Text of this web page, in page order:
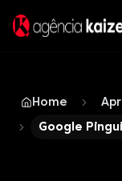
Home
Google